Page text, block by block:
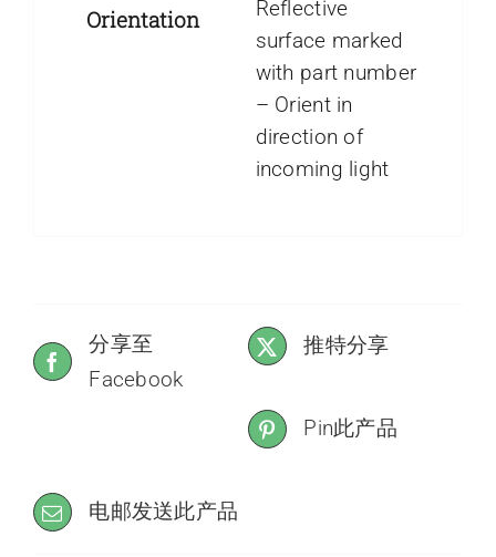
Orientation
Reflective
surface marked
with part number
– Orient in
direction of
incoming light
分享至
Facebook
推特分享
Pin此产品
电邮发送此产品